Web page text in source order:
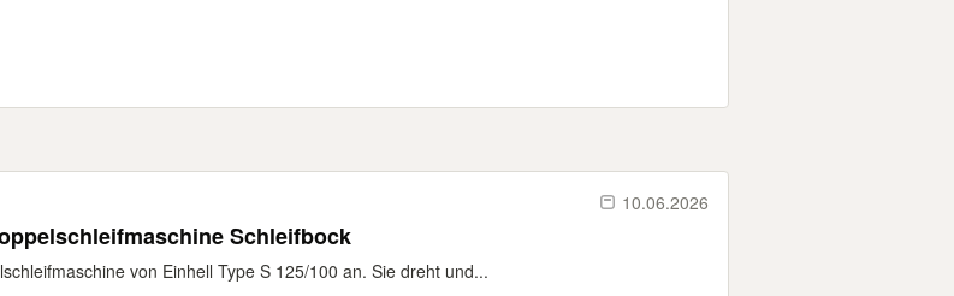
10.06.2026
Schleifbock
von Einhell Type S 125/100 an. Sie dreht und...